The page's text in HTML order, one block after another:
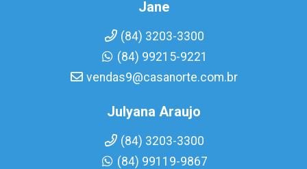
Jane
(84) 3203-3300
(84) 99215-9221
vendas9@casanorte.com.br
Julyana Araujo
(84) 3203-3300
(84) 99119-9867